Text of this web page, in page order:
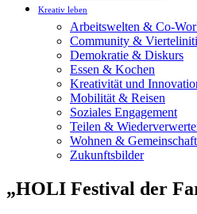
Kreativ leben
Arbeitswelten & Co-
Community &
Demokratie & Diskurs
Essen & Kochen
Kreativität und
Mobilität & Reisen
Soziales Engagement
Teilen &
Wohnen & Gemeinschaft
Zukunftsbilder
„HOLI Festival der